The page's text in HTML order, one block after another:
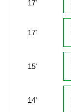
17'
17'
15'
14'